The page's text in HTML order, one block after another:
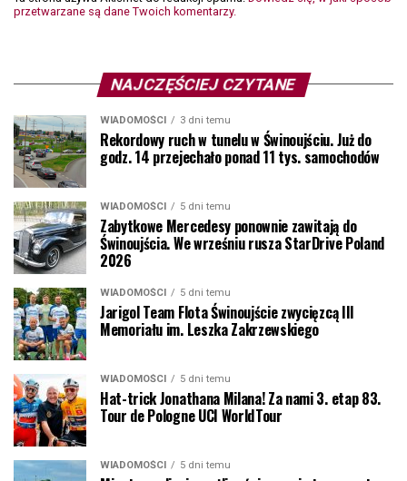
przetwarzane są dane Twoich komentarzy.
NAJCZĘŚCIEJ CZYTANE
WIADOMOŚCI 3 dni temu
Rekordowy ruch w tunelu w Świnoujściu. Już do
godz. 14 przejechało ponad 11 tys. samochodów
WIADOMOŚCI 5 dni temu
Zabytkowe Mercedesy ponownie zawitają do
Świnoujścia. We wrześniu rusza StarDrive Poland
2026
WIADOMOŚCI 5 dni temu
Jarigol Team Flota Świnoujście zwycięzcą III
Memoriału im. Leszka Zakrzewskiego
WIADOMOŚCI 5 dni temu
Hat-trick Jonathana Milana! Za nami 3. etap 83.
Tour de Pologne UCI WorldTour
WIADOMOŚCI 5 dni temu